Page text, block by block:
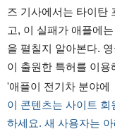
즈 기사에서는 타이탄
고, 이 실패가 애플에
을 펼칠지 알아본다.
이 출원한 특허를 이용
'애플이 전기차 분야에
이 콘텐츠는 사이트
하세요. 새 사용자는